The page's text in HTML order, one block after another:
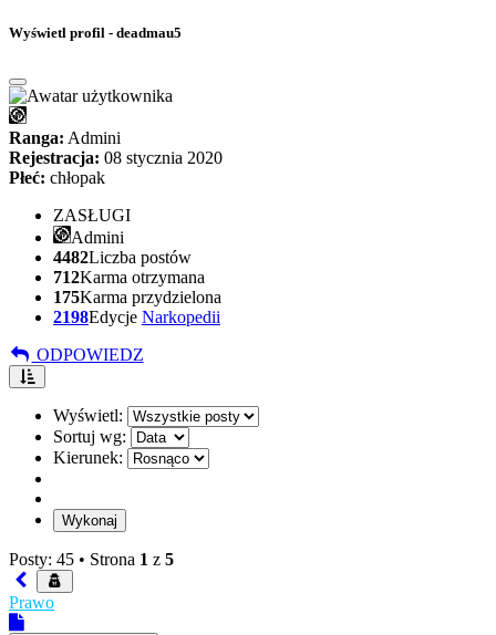
Wyświetl profil - deadmau5
Ranga: Admini
Rejestracja: 08 stycznia 2020
Płeć: chłopak
ZASŁUGI
Admini
4482Liczba postów
712Karma otrzymana
175Karma przydzielona
2198Edycje Narkopedii
ODPOWIEDZ
Wyświetl:
Sortuj wg:
Kierunek:
Posty: 45 • Strona 1 z 5
Prawo